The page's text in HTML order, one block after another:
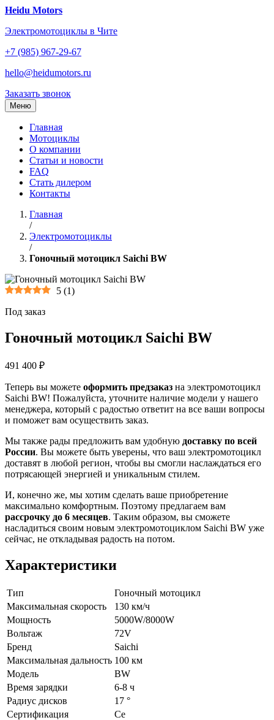
Перейти
содержанию
Heidu Motors
Электромотоциклы в Чите
+7 (985) 967-29-67
hello@heidumotors.ru
Заказать звонок
Меню
Главная
Мотоциклы
О компании
Статьи и новости
FAQ
Стать дилером
Контакты
Главная
/
Электромотоциклы
/
Гоночный мотоцикл Saichi BW
5 (1)
Под заказ
Гоночный мотоцикл Saichi BW
491 400 ₽
Теперь вы можете оформить предзаказ на электромотоцикл
Saichi BW! Пожалуйста, уточните наличие модели у нашего
менеджера, который с радостью ответит на все ваши вопросы
и поможет вам осуществить заказ.
Мы также рады предложить вам удобную доставку по всей
России. Вы можете быть уверены, что ваш электромотоцикл
доставят в любой регион, чтобы вы смогли наслаждаться его
потрясающей энергией и уникальным стилем.
И, конечно же, мы хотим сделать ваше приобретение
максимально комфортным. Поэтому предлагаем вам
рассрочку до 6 месяцев. Таким образом, вы сможете
насладиться своим новым электромотоциклом Saichi BW уже
сейчас, не откладывая радость на потом.
Характеристики
Тип
Гоночный мотоцикл
Максимальная скорость
130 км/ч
Мощность
5000W/8000W
Вольтаж
72V
Бренд
Saichi
Максимальная дальность 100 км
Модель
BW
Время зарядки
6-8 ч
Радиус дисков
17 °
Сертификация
Ce